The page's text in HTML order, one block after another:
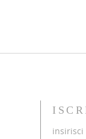
insirisci